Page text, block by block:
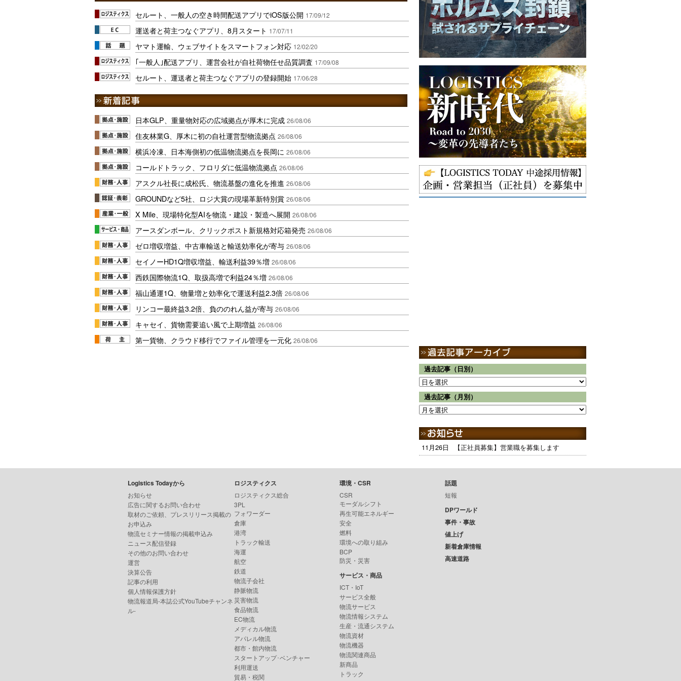
セルート、一般人の空き時間配送アプリでiOS版公開 17/09/12
運送者と荷主つなぐアプリ、8月スタート 17/07/11
ヤマト運輸、ウェブサイトをスマートフォン対応 12/02/20
｢一般人｣配送アプリ、運営会社が自社荷物任せ品質調査 17/09/08
セルート、運送者と荷主つなぐアプリの登録開始 17/06/28
日本GLP、重量物対応の広域拠点が厚木に完成 26/08/06
住友林業G、厚木に初の自社運営型物流拠点 26/08/06
横浜冷凍、日本海側初の低温物流拠点を長岡に 26/08/06
コールドトラック、フロリダに低温物流拠点 26/08/06
アスクル社長に成松氏、物流基盤の進化を推進 26/08/06
GROUNDなど5社、ロジ大賞の現場革新特別賞 26/08/06
X Mile、現場特化型AIを物流・建設・製造へ展開 26/08/06
アースダンボール、クリックポスト新規格対応箱発売 26/08/06
ゼロ増収増益、中古車輸送と輸送効率化が寄与 26/08/06
セイノーHD1Q増収増益、輸送利益39％増 26/08/06
西鉄国際物流1Q、取扱高増で利益24％増 26/08/06
福山通運1Q、物量増と効率化で運送利益2.3倍 26/08/06
リンコー最終益3.2倍、負ののれん益が寄与 26/08/06
キャセイ、貨物需要追い風で上期増益 26/08/06
第一貨物、クラウド移行でファイル管理を一元化 26/08/06
過去記事（日別）
過去記事（月別）
11月26日 【正社員募集】営業職を募集します
Logistics Todayから
お知らせ
広告に関するお問い合わせ
取材のご依頼、プレスリリース掲載の
お申込み
物流セミナー情報の掲載申込み
ニュース配信登録
その他のお問い合わせ
運営
決算公告
記事の利用
個人情報保護方針
物流報道局-本誌公式YouTubeチャンネ
ル-
ロジスティクス
ロジスティクス総合
3PL
フォワーダー
倉庫
港湾
トラック輸送
海運
航空
鉄道
物流子会社
静脈物流
災害物流
食品物流
EC物流
メディカル物流
アパレル物流
都市・館内物流
スタートアップ･ベンチャー
利用運送
貿易・税関
環境・CSR
CSR
モーダルシフト
再生可能エネルギー
安全
燃料
環境への取り組み
BCP
防災・災害
サービス・商品
ICT・IoT
サービス全般
物流サービス
物流情報システム
生産・流通システム
物流資材
物流機器
物流関連商品
新商品
トラック
話題
短報
DPワールド
事件・事故
値上げ
新着倉庫情報
高速道路